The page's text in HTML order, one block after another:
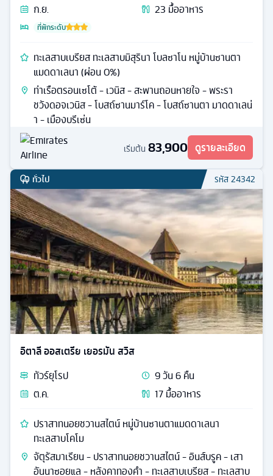
ก.ย.
23 มื้ออาหาร
ที่พักระดับ
ทะเลสาบเบรียส ทะเลสาบมิสุรินา โบลซาโน หมู่บ้านซานตา
แมดดาเลนา (ผ่อน 0%)
ท่าเรือตรอนเซโต้ - เวนิส - สะพานถอนหายใจ - พระรา
ชวังดอจเวนิส - โบสถ์ซานมาร์โค - โบสถ์ซานตา มาดดาเลน่
า - เมืองบรีเซ่น
เริ่มต้น 83,900 ดูรายละเอียด
ทั่วไป รหัส24342
อิตาลี ออสเตรีย เยอรมัน สวิส
ทัวร์ยุโรป 9วัน6คืน
ต.ค.
17มื้ออาหาร
ปราสาทนอยชวานสไตน์ หมู่บ้านซานตาแมดดาเลนา
ทะเลสาบโคโม
จัตุรัสมาเรียน - ปราสาทนอยชวานสไตน์ - อินส์บรูค - เสา
อันนาซอยแล - หลังคาทองคํา - ทะเลสาบเบรียส - ทะเลสาบ